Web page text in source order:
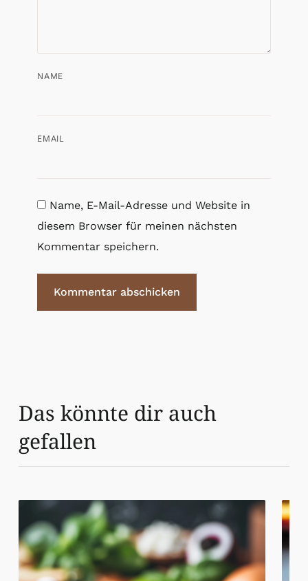
NAME
EMAIL
Name, E-Mail-Adresse und Website in
diesem Browser für meinen nächsten
Kommentar speichern.
Das könnte dir auch
gefallen
Sommerlicher Wassermelonen-Feta-Salat